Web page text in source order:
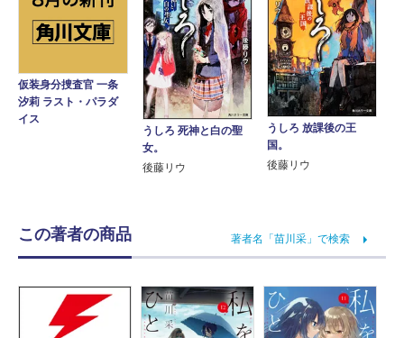
仮装身分捜査官 一条
汐莉 ラスト・パラダ
イス
うしろ 死神と白の聖
女。
後藤リウ
うしろ 放課後の王
国。
後藤リウ
この著者の商品 著者名「苗川采」で検索